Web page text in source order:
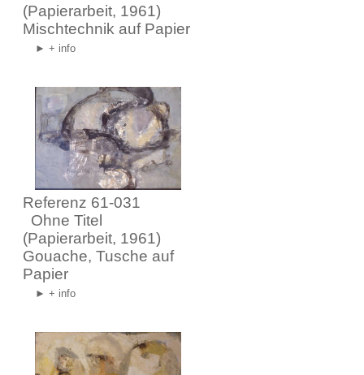
(Papierarbeit, 1961)
Mischtechnik auf Papier
► + info
Referenz 61-031
Ohne Titel
(Papierarbeit, 1961)
Gouache, Tusche auf
Papier
► + info